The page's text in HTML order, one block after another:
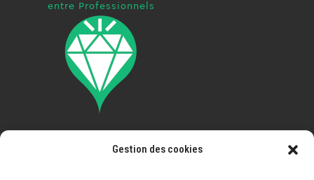
Gestion des cookies
Pays ouvert à la livraison: France, Espagne, Portugal,